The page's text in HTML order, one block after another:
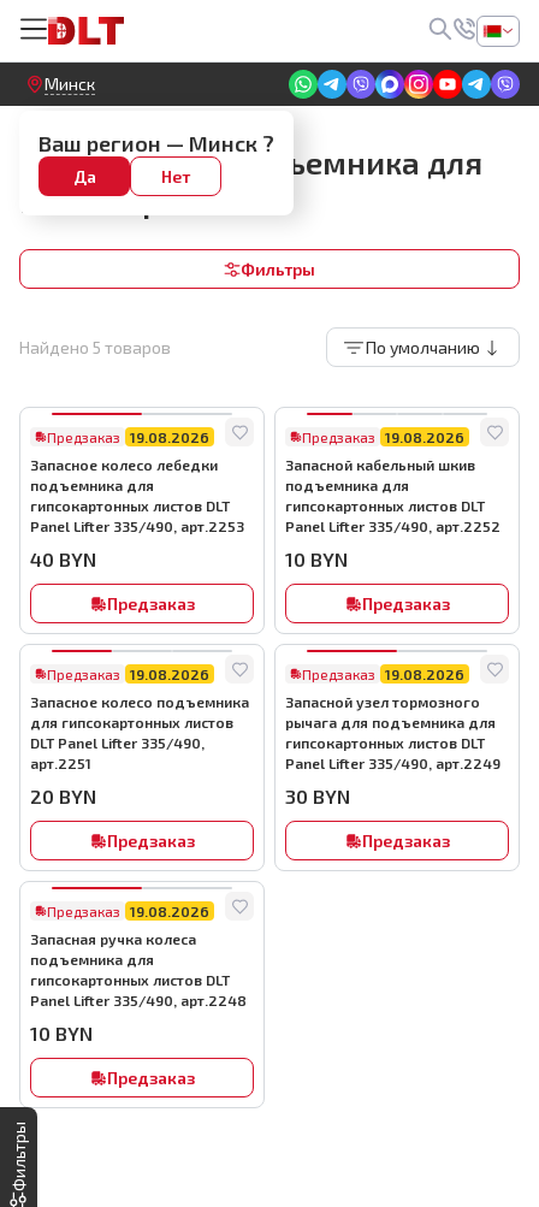
Круглосуточный! Прием заявок на сайте
Минск
Ваш регион — Минск ?
Да Нет
Запчасти
Запчасти для подъемника для
гипсокартона
Фильтры
Найдено 5 товаров По умолчанию
Фильтры
Предзаказ
19.08.2026
Запасное колесо лебедки
подъемника для
гипсокартонных листов DLT
Panel Lifter 335/490, арт.2253
40 BYN
Предзаказ
Предзаказ
19.08.2026
Запасной кабельный шкив
подъемника для
гипсокартонных листов DLT
Panel Lifter 335/490, арт.2252
10 BYN
Предзаказ
Предзаказ
19.08.2026
Запасное колесо подъемника
для гипсокартонных листов
DLT Panel Lifter 335/490,
арт.2251
20 BYN
Предзаказ
Предзаказ
19.08.2026
Запасной узел тормозного
рычага для подъемника для
гипсокартонных листов DLT
Panel Lifter 335/490, арт.2249
30 BYN
Предзаказ
Предзаказ
19.08.2026
Запасная ручка колеса
подъемника для
гипсокартонных листов DLT
Panel Lifter 335/490, арт.2248
10 BYN
Предзаказ